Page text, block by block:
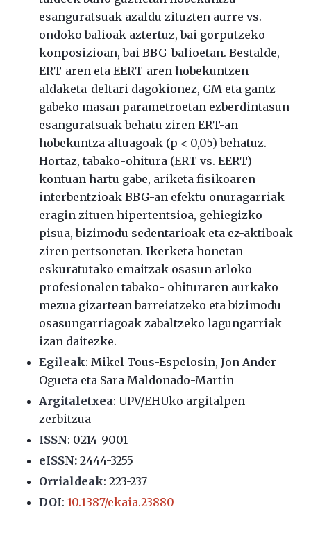
esanguratsuak azaldu zituzten aurre vs.
ondoko balioak aztertuz, bai gorputzeko
konposizioan, bai BBG-balioetan. Bestalde,
ERT-aren eta EERT-aren hobekuntzen
aldaketa-deltari dagokionez, GM eta gantz
gabeko masan parametroetan ezberdintasun
esanguratsuak behatu ziren ERT-an
hobekuntza altuagoak (p < 0,05) behatuz.
Hortaz, tabako-ohitura (ERT vs. EERT)
kontuan hartu gabe, ariketa fisikoaren
interbentzioak BBG-an efektu onuragarriak
eragin zituen hipertentsioa, gehiegizko
pisua, bizimodu sedentarioak eta ez-aktiboak
ziren pertsonetan. Ikerketa honetan
eskuratutako emaitzak osasun arloko
profesionalen tabako- ohituraren aurkako
mezua gizartean barreiatzeko eta bizimodu
osasungarriagoak zabaltzeko lagungarriak
izan daitezke.
Egileak: Mikel Tous-Espelosin, Jon Ander
Ogueta eta Sara Maldonado-Martin
Argitaletxea: UPV/EHUko argitalpen
zerbitzua
ISSN: 0214-9001
eISSN: 2444-3255
Orrialdeak: 223-237
DOI: 10.1387/ekaia.23880